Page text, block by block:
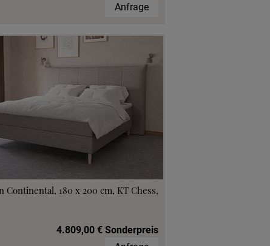
Anfrage
Continental, 180 x 200 cm, KT Chess,
4.809,00 € Sonderpreis